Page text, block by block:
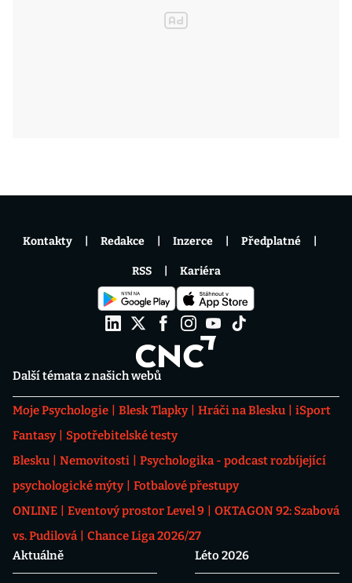
Další témata z našich webů
Moje Psychologie Blesk Tlapky Hráči na Blesku
iSport
Fantasy
Spotřebitelské testy
Blesku
Nemovitosti
Psychologika - podcast rozbíjející
psychologické mýty
Fotbalové přestupy
ONLINE
Eventový prostor Level 9
OKTAGON 92: Szabová
vs. Pudilová
Chance Liga 2026/27
Aktuálně
Léto 2026
Kontakty Redakce Inzerce Předplatné
RSS Kariéra